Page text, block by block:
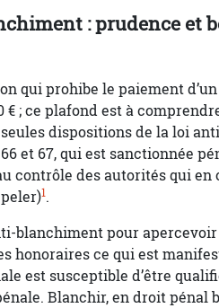
: prudence et
qui prohibe le paiement d’un
; ce plafond est à
seules dispositions de la loi
et 67, qui est sanctionnée
contrôle des autorités qui en
1.
blanchiment pour
honoraires ce qui est
est susceptible d’être
Blanchir, en droit pénal